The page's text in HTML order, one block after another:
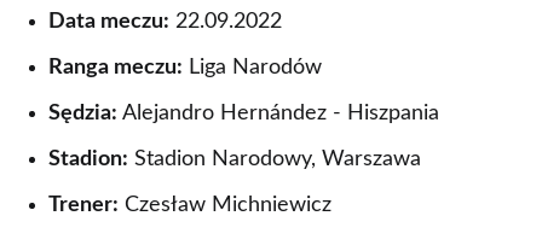
Data meczu: 22.09.2022
Ranga meczu: Liga Narodów
Sędzia: Alejandro Hernández - Hiszpania
Stadion: Stadion Narodowy, Warszawa
Trener: Czesław Michniewicz